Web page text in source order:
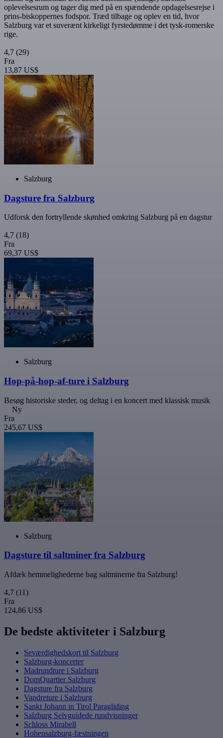
oplevelsesrum og tager dig med på en spændende opdagelsesrejse i
prins-biskoppernes fodspor. Træd tilbage og oplev en tid, hvor
Salzburg var et suverænt kirkeligt fyrstedømme i det tysk-romerske
rige.
4,7 (29)
Fra
13,87 US$
Salzburg
Dagsture fra Salzburg
Udforsk den fortryllende skønhed omkring Salzburg på en dagstur
4,7 (18)
Fra
69,37 US$
Salzburg
Hop-på-hop-af-ture i Salzburg
Besøg historiske steder, og deltag i en koncert med klassisk musik
Ny
Fra
245,67 US$
Salzburg
Dagsture til saltminer fra Salzburg
Afdæk hemmelighederne bag saltminerne fra Salzburg!
4,7 (11)
Fra
124,86 US$
De bedste aktiviteter i Salzburg
Seværdighedskort til Salzburg
Salzburg-koncerter
Madrundture i Salzburg
DomQuartier Salzburg
Dagsture fra Salzburg
Vandreture i Salzburg
Sankt Johann in Tirol Paragliding
Salzburg Selvguidede rundvisninger
Schloss Mirabell
Hohensalzburg-fæstningen